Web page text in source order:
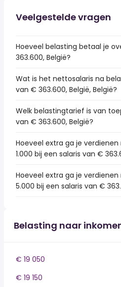
Veelgestelde vragen
Hoeveel belasting betaal je
363.600, België?
Wat is het nettosalaris na
van € 363.600, België, België?
Welk belastingtarief is van
van € 363.600, België?
Hoeveel extra ga je
1.000 bij een salaris van €
Hoeveel extra ga je
5.000 bij een salaris van €
Belasting naar
€ 19 050
€ 19 150